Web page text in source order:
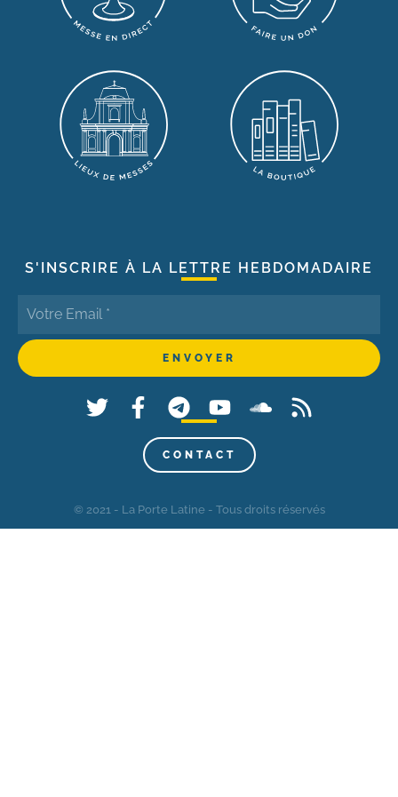
S'INSCRIRE À LA LETTRE HEBDOMADAIRE
CONTACT
© 2021 - La Porte Latine - Tous droits réservés